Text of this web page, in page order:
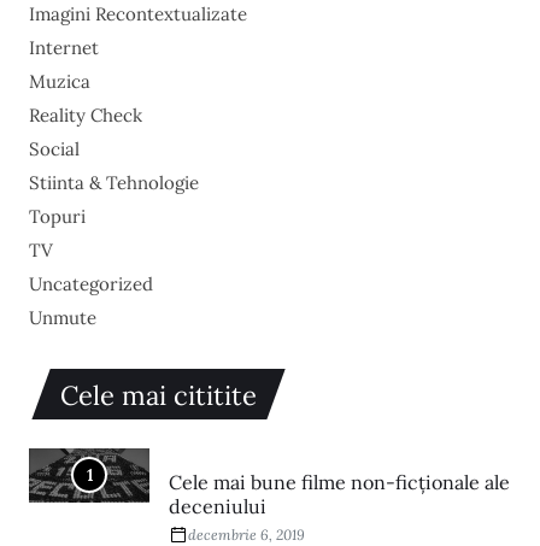
Imagini Recontextualizate
Internet
Muzica
Reality Check
Social
Stiinta & Tehnologie
Topuri
TV
Uncategorized
Unmute
Cele mai cititite
1
Cele mai bune filme non-ficționale ale
deceniului
decembrie 6, 2019